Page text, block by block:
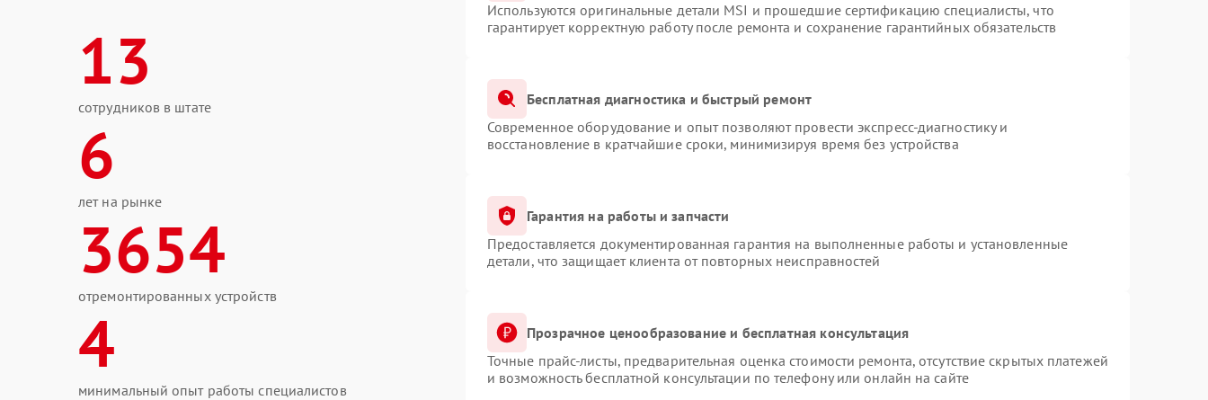
13
сотрудников в штате
6
лет на рынке
3654
отремонтированных устройств
4
минимальный опыт работы специалистов
Используются оригинальные детали MSI и прошедшие сертификацию специалисты, что
гарантирует корректную работу после ремонта и сохранение гарантийных обязательств
Бесплатная диагностика и быстрый ремонт
Современное оборудование и опыт позволяют провести экспресс-диагностику и
восстановление в кратчайшие сроки, минимизируя время без устройства
Гарантия на работы и запчасти
Предоставляется документированная гарантия на выполненные работы и установленные
детали, что защищает клиента от повторных неисправностей
Прозрачное ценообразование и бесплатная консультация
Точные прайс-листы, предварительная оценка стоимости ремонта, отсутствие скрытых платежей
и возможность бесплатной консультации по телефону или онлайн на сайте